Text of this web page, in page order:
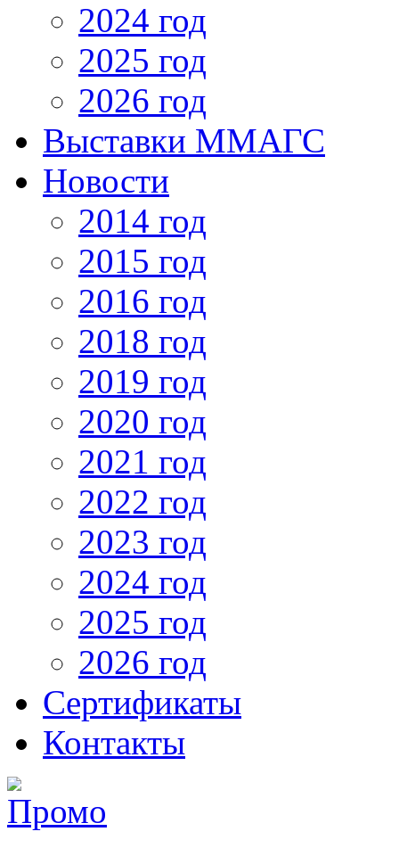
2024 год
2025 год
2026 год
Выставки ММАГС
Новости
2014 год
2015 год
2016 год
2018 год
2019 год
2020 год
2021 год
2022 год
2023 год
2024 год
2025 год
2026 год
Сертификаты
Контакты